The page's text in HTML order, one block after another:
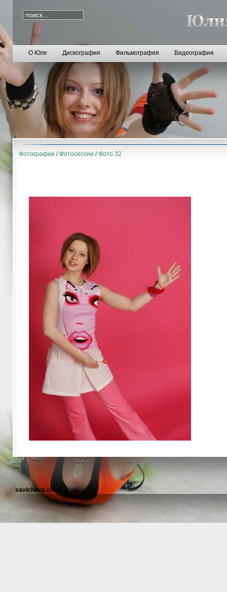
О Юле Дискография Фильмография Видеография
Фотографии /Фотосессии /Фото 32
savicheva.com